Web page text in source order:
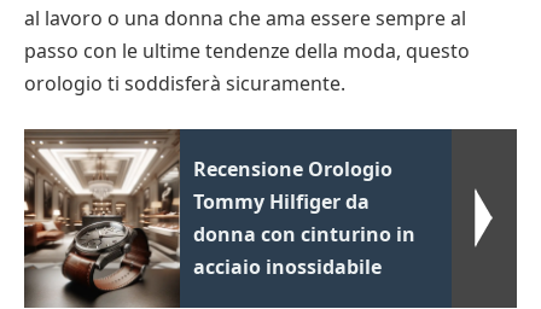
al lavoro o una donna che ama essere sempre al
passo con le ultime tendenze della moda, questo
orologio ti soddisferà sicuramente.
Recensione Orologio
Tommy Hilfiger da
donna con cinturino in
acciaio inossidabile